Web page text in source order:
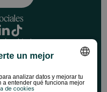
cookies
HolaCamp
SPANISH
un mejor
analizar datos y mejorar tu
a entender qué funciona mejor
de cookies